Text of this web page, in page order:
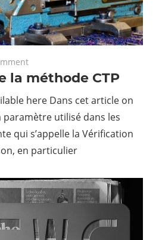
la méthode CTP
here Dans cet article on
paramètre utilisé dans les
qui s’appelle la Vérification
en particulier